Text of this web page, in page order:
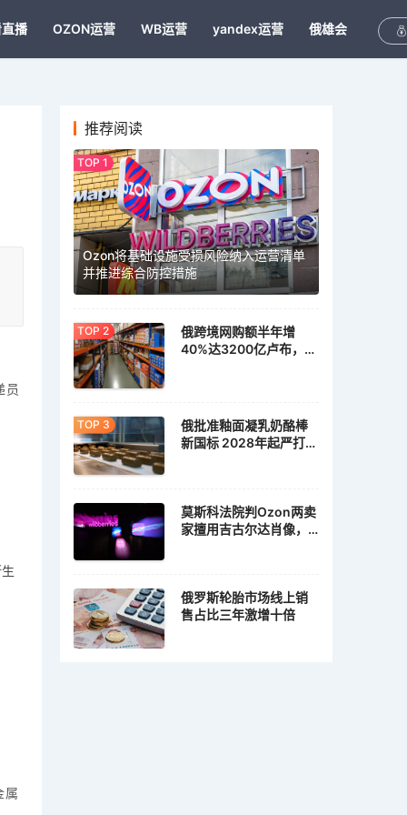
播 OZON运营 WB运营 yandex运营 俄雄会
员
属
推荐阅读
Ozon将基础设施受损风险纳入运营清单
并推进综合防控措施
俄跨境网购额半年增
40%达3200亿卢布，家
俄批准釉面凝乳奶酪棒
新国标 2028年起严打植
莫斯科法院判Ozon两卖
家擅用吉古尔达肖像，
俄罗斯轮胎市场线上销
售占比三年激增十倍